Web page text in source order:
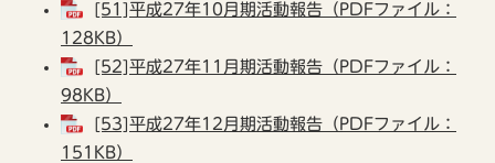
[51]平成27年10月期活動報告（PDFファイル：
128KB）
[52]平成27年11月期活動報告（PDFファイル：
98KB）
[53]平成27年12月期活動報告（PDFファイル：
151KB）